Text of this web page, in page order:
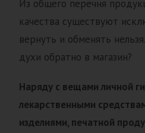
Из общего перечня
качества существуют
вернуть и обменять
духи обратно в магазин?
Наряду с вещами личной
лекарственными
изделиями, печатной